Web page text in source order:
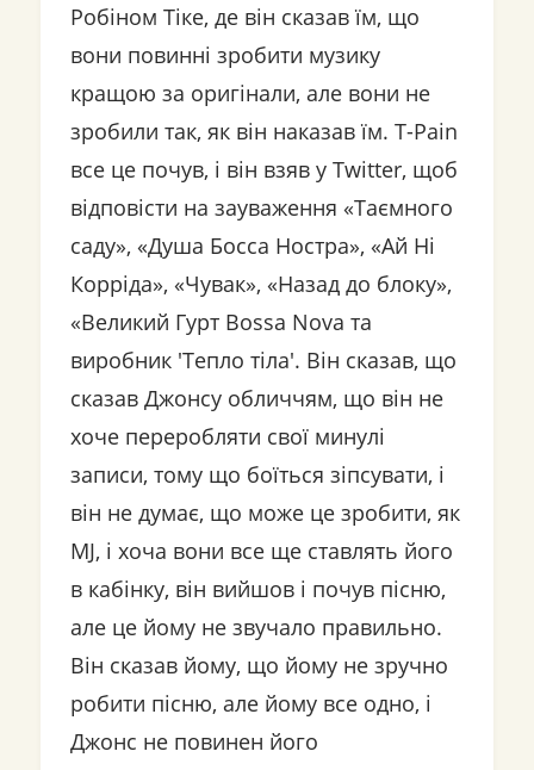
Робіном Тіке, де він сказав їм, що
вони повинні зробити музику
кращою за оригінали, але вони не
зробили так, як він наказав їм. T-Pain
все це почув, і він взяв у Twitter, щоб
відповісти на зауваження «Таємного
саду», «Душа Босса Ностра», «Ай Ні
Корріда», «Чувак», «Назад до блоку»,
«Великий Гурт Bossa Nova та
виробник 'Тепло тіла'. Він сказав, що
сказав Джонсу обличчям, що він не
хоче переробляти свої минулі
записи, тому що боїться зіпсувати, і
він не думає, що може це зробити, як
MJ, і хоча вони все ще ставлять його
в кабінку, він вийшов і почув пісню,
але це йому не звучало правильно.
Він сказав йому, що йому не зручно
робити пісню, але йому все одно, і
Джонс не повинен його